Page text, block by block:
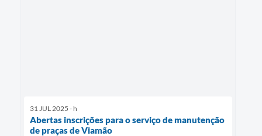
31 JUL 2025 - h
Abertas inscrições para o serviço de manutenção
de praças de Viamão